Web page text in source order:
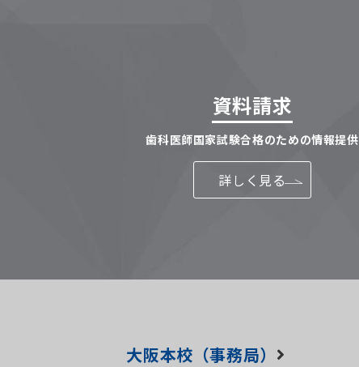
資料請求
歯科医師国家試験合格のための情報提供
詳しく見る
大阪本校（事務局）